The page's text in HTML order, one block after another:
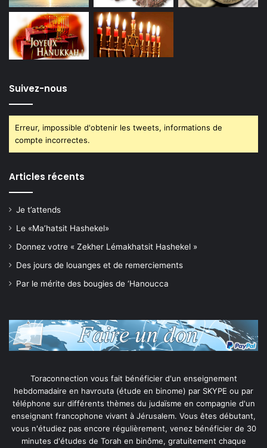
Suivez-nous
Erreur, impossible d'obtenir les tweets, informations de
compte incorrectes.
Articles récents
Je t’attends
Le «Ma’hatsit Hashekel»
Donnez votre « Zekher Lémakhatsit Hashekel »
Des jours de louanges et de remerciements
Par le mérite des bougies de ‘Hanoucca
Toraconnection vous fait bénéficier d'un enseignement
hebdomadaire en havrouta (étude en binome) par SKYPE ou par
téléphone sur différents thèmes du judaïsme en compagnie d'un
enseignant francophone vivant à Jérusalem. Vous êtes débutant,
vous n'étudiez pas encore régulièrement, venez bénéficier de 30
minutes d'études de Torah en binôme, gratuitement chaque